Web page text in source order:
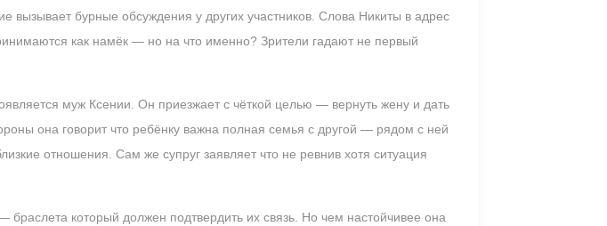
вызывает бурные обсуждения у других участников. Слова Никиты в адрес
как намёк — но на что именно? Зрители гадают не первый
муж Ксении. Он приезжает с чёткой целью — вернуть жену и дать
она говорит что ребёнку важна полная семья с другой — рядом с ней
отношения. Сам же супруг заявляет что не ревнив хотя ситуация
который должен подтвердить их связь. Но чем настойчивее она